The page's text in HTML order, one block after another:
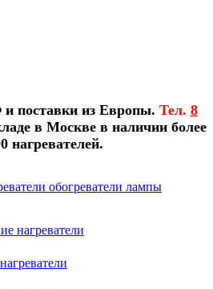
поставки из Европы. Тел. 8
в Москве в наличии более
нагревателей.
обогреватели лампы
нагреватели